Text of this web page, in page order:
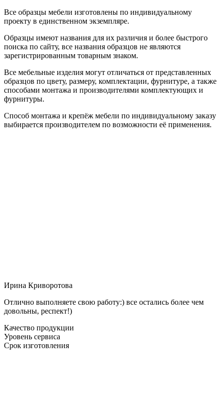
Все образцы мебели изготовлены по индивидуальному
проекту в единственном экземпляре.
Образцы имеют названия для их различия и более быстрого
поиска по сайту, все названия образцов не являются
зарегистрированным товарным знаком.
Все мебельные изделия могут отличаться от представленных
образцов по цвету, размеру, комплектации, фурнитуре, а также
способами монтажа и производителями комплектующих и
фурнитуры.
Способ монтажа и крепёж мебели по индивидуальному заказу
выбирается производителем по возможности её применения.
Ирина Криворотова
Отлично выполняете свою работу:) все остались более чем
довольны, респект!)
Качество продукции
Уровень сервиса
Срок изготовления